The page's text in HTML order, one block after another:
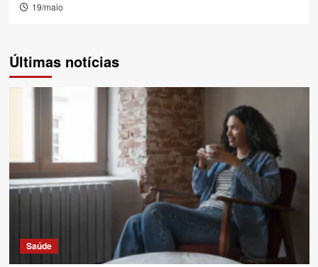
19/maio
Últimas notícias
Saúde